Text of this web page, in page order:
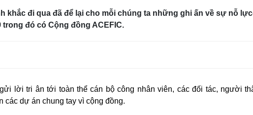
khắc đi qua đã để lại cho mỗi chúng ta những ghi ấn về sự nỗ
đó có Cộng đồng ACEFIC.
lời tri ân tới toàn thể cán bộ công nhân viên, các đối tác, người
các dự án chung tay vì cộng đồng.